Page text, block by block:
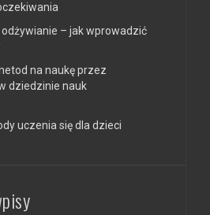
– jak wprowadzić
na naukę przez
dziedzinie nauk
uczenia się dla dzieci